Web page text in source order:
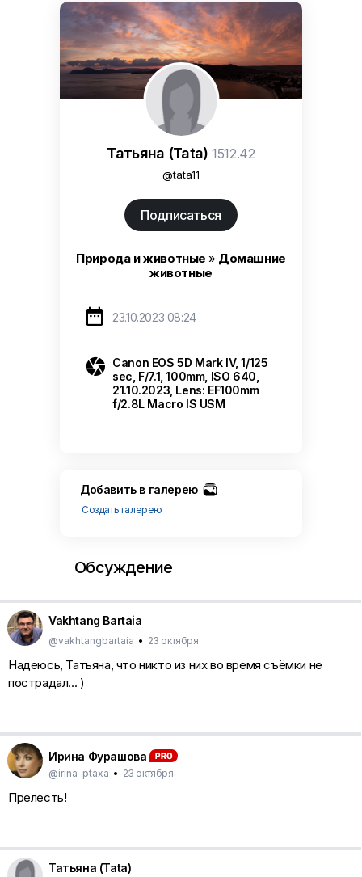
Татьяна (Tata) 1512.42
@tata11
Подписаться
Природа и животные » Домашние
животные
 23.10.2023 08:24
 Canon EOS 5D Mark IV, 1/125
sec, F/7.1, 100mm, ISO 640,
21.10.2023, Lens: EF100mm
f/2.8L Macro IS USM
Добавить в галерею
Создать галерею
Обсуждение
Vakhtang Bartaia
@vakhtangbartaia • 23 октября
Надеюсь, Татьяна, что никто из них во время съёмки не
пострадал... )
Ирина Фурашова
@irina-ptaxa • 23 октября
Прелесть!
Татьяна (Tata)